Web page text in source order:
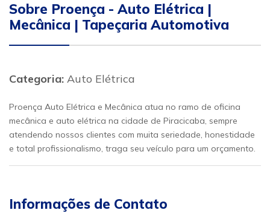
Sobre Proença - Auto Elétrica |
Mecânica | Tapeçaria Automotiva
Categoria: Auto Elétrica
Proença Auto Elétrica e Mecânica atua no ramo de oficina
mecânica e auto elétrica na cidade de Piracicaba, sempre
atendendo nossos clientes com muita seriedade, honestidade
e total profissionalismo, traga seu veículo para um orçamento.
Informações de Contato